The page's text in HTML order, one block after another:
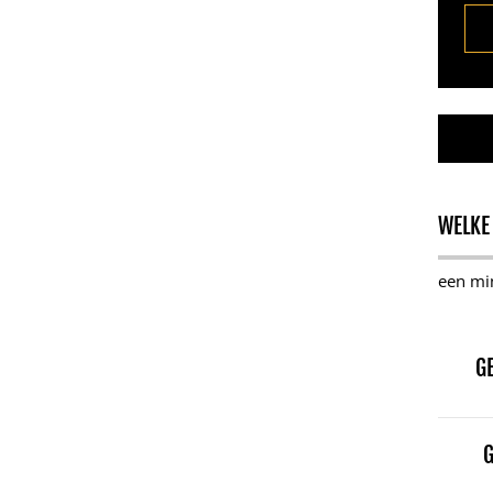
een